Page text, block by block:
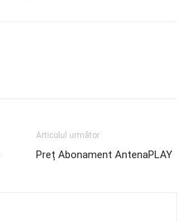
Articolul următor
Preț Abonament AntenaPLAY